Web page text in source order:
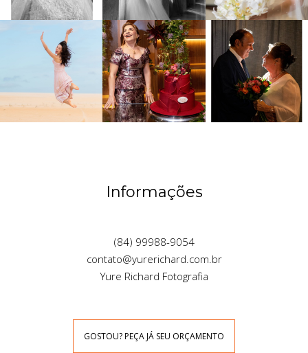
Informações
(84) 99988-9054
contato@yurerichard.com.br
Yure Richard Fotografia
GOSTOU? PEÇA JÁ SEU ORÇAMENTO